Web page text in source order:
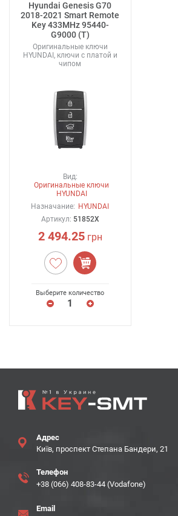
Hyundai Genesis G70
2018-2021 Smart Remote
Key 433MHz 95440-
G9000 (T)
Оригинальные ключи
HYUNDAI, ключи с платой и
чипом
Вид:
Оригинальные ключи
HYUNDAI
Назначание: HYUNDAI
Артикул: 51852X
2 494.25грн
Выберите количество
Адрес
Київ, проспект Степана Бандери, 21
Телефон
+38 (066) 408-83-44 (Vodafone)
Email